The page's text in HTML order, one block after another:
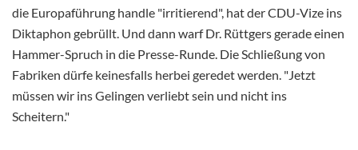
die Europaführung handle "irritierend", hat der CDU-Vize ins
Diktaphon gebrüllt. Und dann warf Dr. Rüttgers gerade einen
Hammer-Spruch in die Presse-Runde. Die Schließung von
Fabriken dürfe keinesfalls herbei geredet werden. "Jetzt
müssen wir ins Gelingen verliebt sein und nicht ins
Scheitern."